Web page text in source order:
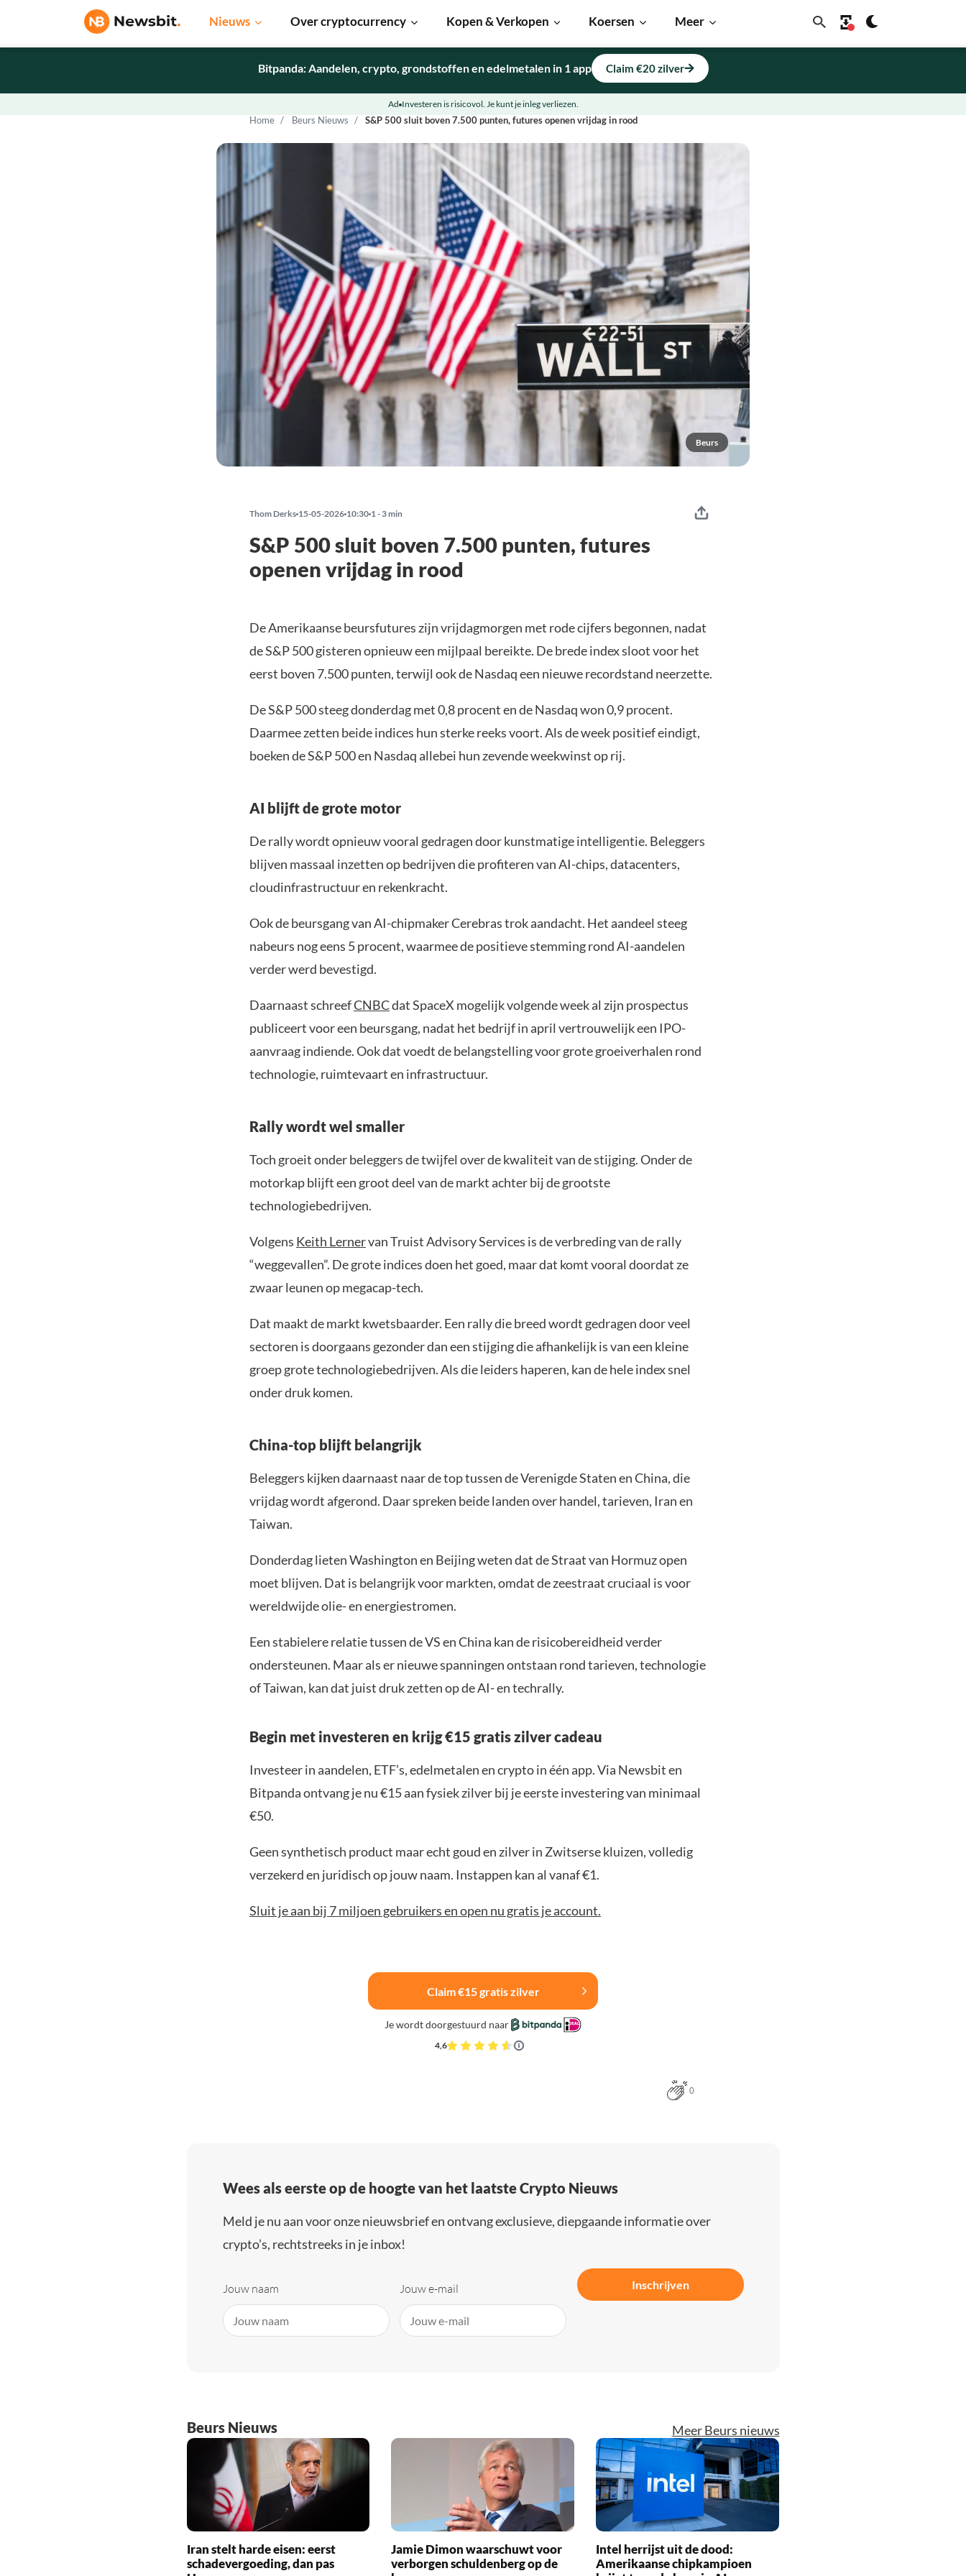
Nieuws Over cryptocurrency Kopen & Verkopen Koersen Meer
Home Beurs Nieuws S&P 500 sluit boven 7.500 punten, futures openen vrijdag in rood
Beurs
Bitpanda: Aandelen, crypto, grondstoffen en edelmetalen in 1 app Claim €20 zilver
Ad Investeren is risicovol. Je kunt je inleg verliezen.
Thom Derks 15-05-2026 10:30 1 - 3 min
S&P 500 sluit boven 7.500 punten, futures
openen vrijdag in rood
De Amerikaanse beursfutures zijn vrijdagmorgen met rode cijfers begonnen, nadat
de S&P 500 gisteren opnieuw een mijlpaal bereikte. De brede index sloot voor het
eerst boven 7.500 punten, terwijl ook de Nasdaq een nieuwe recordstand neerzette.
De S&P 500 steeg donderdag met 0,8 procent en de Nasdaq won 0,9 procent.
Daarmee zetten beide indices hun sterke reeks voort. Als de week positief eindigt,
boeken de S&P 500 en Nasdaq allebei hun zevende weekwinst op rij.
AI blijft de grote motor
De rally wordt opnieuw vooral gedragen door kunstmatige intelligentie. Beleggers
blijven massaal inzetten op bedrijven die profiteren van AI-chips, datacenters,
cloudinfrastructuur en rekenkracht.
Ook de beursgang van AI-chipmaker Cerebras trok aandacht. Het aandeel steeg
nabeurs nog eens 5 procent, waarmee de positieve stemming rond AI-aandelen
verder werd bevestigd.
Daarnaast schreefCNBCdat SpaceX mogelijk volgende week al zijn prospectus
publiceert voor een beursgang, nadat het bedrijf in april vertrouwelijk een IPO-
aanvraag indiende. Ook dat voedt de belangstelling voor grote groeiverhalen rond
technologie, ruimtevaart en infrastructuur.
Rally wordt wel smaller
Toch groeit onder beleggers de twijfel over de kwaliteit van de stijging. Onder de
motorkap blijft een groot deel van de markt achter bij de grootste
technologiebedrijven.
Volgens Keith Lernervan Truist Advisory Services is de verbreding van de rally
“weggevallen”. De grote indices doen het goed, maar dat komt vooral doordat ze
zwaar leunen op megacap-tech.
Dat maakt de markt kwetsbaarder. Een rally die breed wordt gedragen door veel
sectoren is doorgaans gezonder dan een stijging die afhankelijk is van een kleine
groep grote technologiebedrijven. Als die leiders haperen, kan de hele index snel
onder druk komen.
China-top blijft belangrijk
Beleggers kijken daarnaast naar de top tussen de Verenigde Staten en China, die
vrijdag wordt afgerond. Daar spreken beide landen over handel, tarieven, Iran en
Taiwan.
Donderdag lieten Washington en Beijing weten dat de Straat van Hormuz open
moet blijven. Dat is belangrijk voor markten, omdat de zeestraat cruciaal is voor
wereldwijde olie- en energiestromen.
Een stabielere relatie tussen de VS en China kan de risicobereidheid verder
ondersteunen. Maar als er nieuwe spanningen ontstaan rond tarieven, technologie
of Taiwan, kan dat juist druk zetten op de AI- en techrally.
Begin met investeren en krijg €15 gratis zilver cadeau
Investeer in aandelen, ETF’s, edelmetalen en crypto in één app. Via Newsbit en
Bitpanda ontvang je nu €15 aan fysiek zilver bij je eerste investering van minimaal
€50.
Geen synthetisch product maar echt goud en zilver in Zwitserse kluizen, volledig
verzekerd en juridisch op jouw naam. Instappen kan al vanaf €1.
Sluit je aan bij 7 miljoen gebruikers en open nu gratis je account.
Claim €15 gratis zilver
Je wordt doorgestuurd naar
4,6
0
Wees als eerste op de hoogte van het laatste Crypto Nieuws
Meld je nu aan voor onze nieuwsbrief en ontvang exclusieve, diepgaande informatie over
crypto’s, rechtstreeks in je inbox!
Jouw naam Jouw e-mail Inschrijven
Beurs Nieuws Meer Beurs nieuws
Iran stelt harde eisen: eerst
schadevergoeding, dan pas
Jamie Dimon waarschuwt voor
verborgen schuldenberg op de
Intel herrijst uit de dood:
Amerikaanse chipkampioen